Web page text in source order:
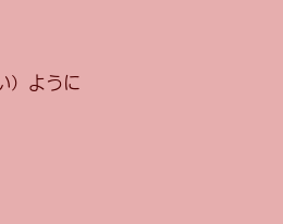
）ように